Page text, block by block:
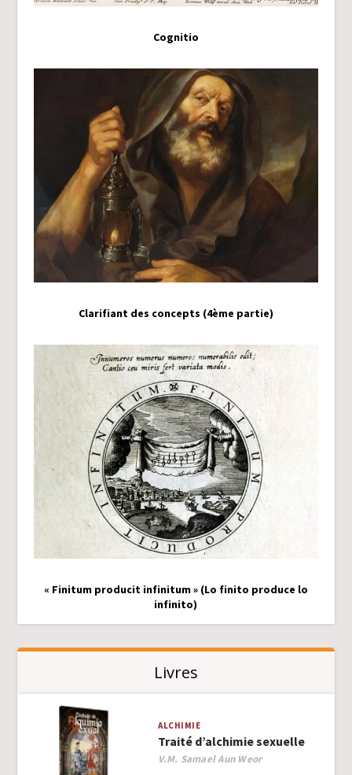
Cognitio
Clarifiant des concepts (4ème partie)
« Finitum producit infinitum » (Lo finito produce lo
infinito)
Livres
ALCHIMIE
Traité d’alchimie sexuelle
Author
V.M. Samael Aun Weor